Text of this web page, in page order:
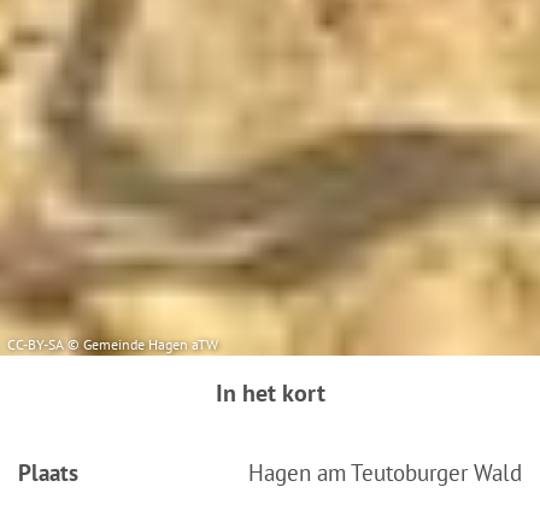
CC-BY-SA © Gemeinde Hagen aTW
In het kort
Plaats Hagen am Teutoburger Wald